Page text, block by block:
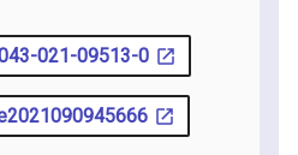
021-09513-0